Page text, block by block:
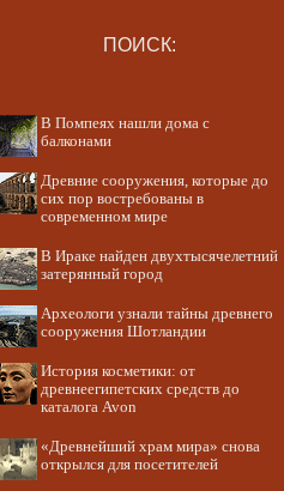
ПОИСК:
В Помпеях нашли дома с
балконами
Древние сооружения, которые до
сих пор востребованы в
современном мире
В Ираке найден двухтысячелетний
затерянный город
Археологи узнали тайны древнего
сооружения Шотландии
История косметики: от
древнеегипетских средств до
каталога Avon
«Древнейший храм мира» снова
открылся для посетителей